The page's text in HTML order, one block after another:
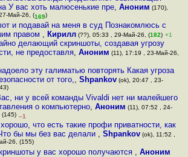
У вас хоть малюсенькие пре,Аноним (170),
Май-26, (169)
и подавай на меня в суд Познакомлюсь с
правом , Кирилл(??), 05:33 , 29-Май-26, (182) +1
делающий скриншоты, создавая угрозу
не предоставля, Аноним (11), 17:19 , 23-Май-26,
эту галиматью повторять Какая угроза
от того,, Shpankov(ok), 20:47 , 23-
ни у всей команды Vivaldi нет ни малейшего
о компьютерно,Аноним (11), 07:52 , 24-
–1
что есть такие профи приватности, как
бы мы без вас делали , Shpankov(ok), 11:52 ,
26, (155)
у вас хорошо получаются , Аноним